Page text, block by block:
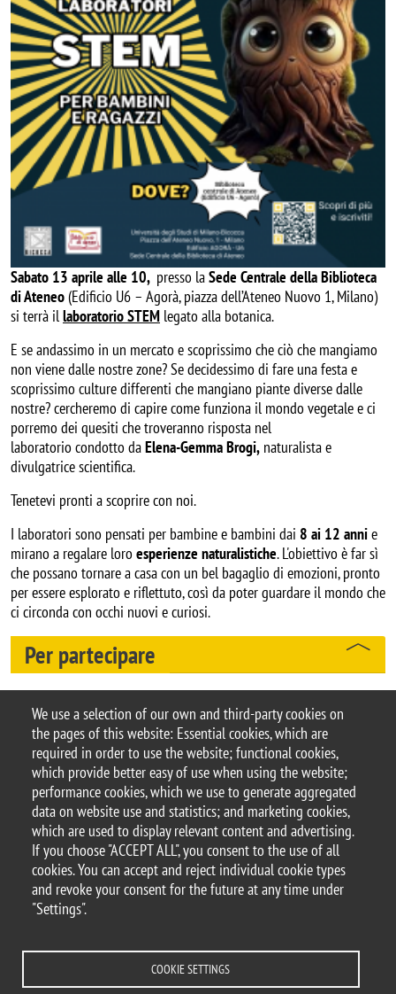
We use a selection of our own and third-party cookies on
the pages of this website: Essential cookies, which are
required in order to use the website; functional cookies,
which provide better easy of use when using the website;
performance cookies, which we use to generate aggregated
data on website use and statistics; and marketing cookies,
which are used to display relevant content and advertising.
If you choose "ACCEPT ALL", you consent to the use of all
cookies. You can accept and reject individual cookie types
and revoke your consent for the future at any time under
"Settings".
COOKIE SETTINGS
Sabato 13 aprile alle 10, presso laSede Centrale della Biblioteca
di Ateneo(Edificio U6 – Agorà, piazza dell’Ateneo Nuovo 1, Milano)
si terrà illaboratorio STEM legato alla botanica.
E se andassimo in un mercato e scoprissimo che ciò che mangiamo
non viene dalle nostre zone? Se decidessimo di fare una festa e
scoprissimo culture differenti che mangiano piante diverse dalle
nostre? cercheremo di capire come funziona il mondo vegetale e ci
porremo dei quesiti che troveranno risposta nel
laboratorio condotto daElena-Gemma Brogi, naturalista e
divulgatrice scientifica.
Tenetevi pronti a scoprire con noi.
I laboratori sono pensati per bambine e bambini dai 8 ai 12 annie
mirano a regalare loroesperienze naturalistiche. L'obiettivo è far sì
che possano tornare a casa con un bel bagaglio di emozioni, pronto
per essere esplorato e riflettuto, così da poter guardare il mondo che
ci circonda con occhi nuovi e curiosi.
Per partecipare
Per iscriverti compila il form
Argomento
Leggo anch'io
© 2025 University of Milano-Bicocca
Piazza dell'Ateneo Nuovo, 1 - 20126, Milan
PEC address: ateneo.bicocca@pec.unimib.it